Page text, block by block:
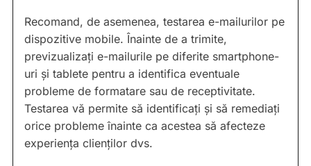
Recomand, de asemenea, testarea e-mailurilor pe
dispozitive mobile. Înainte de a trimite,
previzualizați e-mailurile pe diferite smartphone-
uri și tablete pentru a identifica eventuale
probleme de formatare sau de receptivitate.
Testarea vă permite să identificați și să remediați
orice probleme înainte ca acestea să afecteze
experiența clienților dvs.